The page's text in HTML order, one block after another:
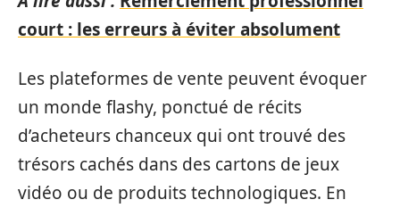
court : les erreurs à éviter absolument
Les plateformes de vente peuvent évoquer
un monde flashy, ponctué de récits
d’acheteurs chanceux qui ont trouvé des
trésors cachés dans des cartons de jeux
vidéo ou de produits technologiques. En